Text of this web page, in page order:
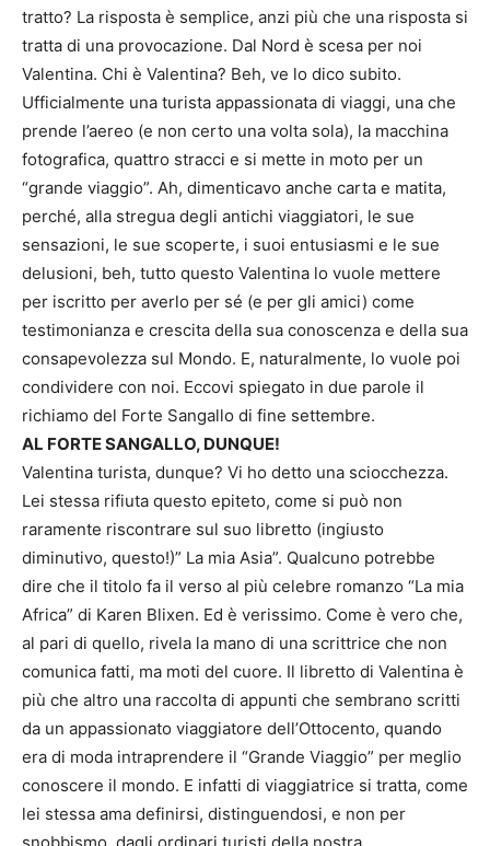
tratto? La risposta è semplice, anzi più che una risposta si
tratta di una provocazione. Dal Nord è scesa per noi
Valentina. Chi è Valentina? Beh, ve lo dico subito.
Ufficialmente una turista appassionata di viaggi, una che
prende l’aereo (e non certo una volta sola), la macchina
fotografica, quattro stracci e si mette in moto per un
“grande viaggio”. Ah, dimenticavo anche carta e matita,
perché, alla stregua degli antichi viaggiatori, le sue
sensazioni, le sue scoperte, i suoi entusiasmi e le sue
delusioni, beh, tutto questo Valentina lo vuole mettere
per iscritto per averlo per sé (e per gli amici) come
testimonianza e crescita della sua conoscenza e della sua
consapevolezza sul Mondo. E, naturalmente, lo vuole poi
condividere con noi. Eccovi spiegato in due parole il
richiamo del Forte Sangallo di fine settembre.
AL FORTE SANGALLO, DUNQUE!
Valentina turista, dunque? Vi ho detto una sciocchezza.
Lei stessa rifiuta questo epiteto, come si può non
raramente riscontrare sul suo libretto (ingiusto
diminutivo, questo!)” La mia Asia”. Qualcuno potrebbe
dire che il titolo fa il verso al più celebre romanzo “La mia
Africa” di Karen Blixen. Ed è verissimo. Come è vero che,
al pari di quello, rivela la mano di una scrittrice che non
comunica fatti, ma moti del cuore. Il libretto di Valentina è
più che altro una raccolta di appunti che sembrano scritti
da un appassionato viaggiatore dell’Ottocento, quando
era di moda intraprendere il “Grande Viaggio” per meglio
conoscere il mondo. E infatti di viaggiatrice si tratta, come
lei stessa ama definirsi, distinguendosi, e non per